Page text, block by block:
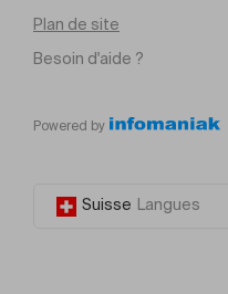
Plan de site
Besoin d'aide ?
Powered by
Suisse Langues